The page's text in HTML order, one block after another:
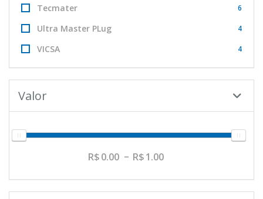
Tecmater 6
Ultra Master PLug 4
VICSA 4
Valor
0.00 1.00